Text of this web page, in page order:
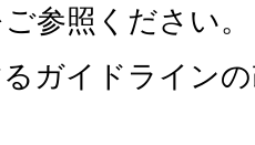
参照ください。
ガイドライン